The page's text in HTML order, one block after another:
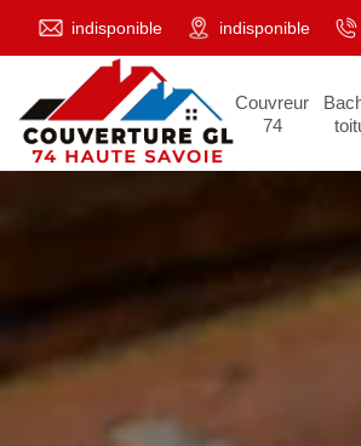
indisponible indisponible
Couvreur
74